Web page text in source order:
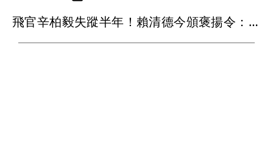
飛官辛柏毅失蹤半年！賴清德今頒褒揚令：任務已完成